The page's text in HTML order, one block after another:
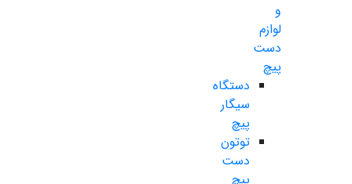
و
لوازم
دست
پیچ
دستگاه
سیگار
پیچ
توتون
دست
پیچ